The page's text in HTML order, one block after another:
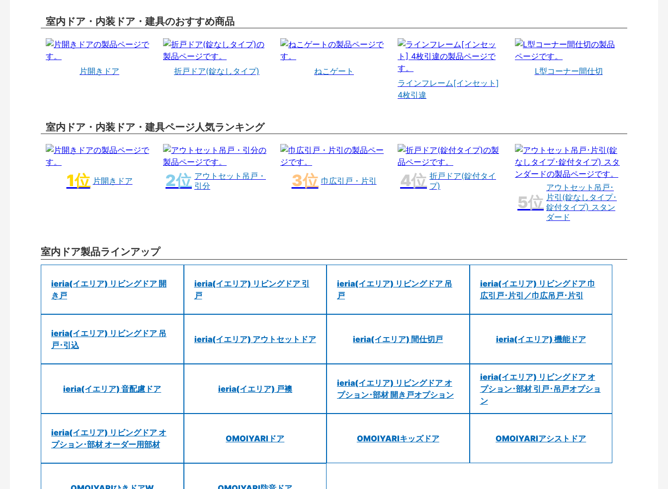
室内ドア・内装ドア・建具のおすすめ商品
片開きドア 折戸ドア(錠なしタイプ)
ねこゲート
ラインフレーム[インセット]
4枚引違
L型コーナー間仕切
室内ドア・内装ドア・建具ページ人気ランキング
片開きドア
アウトセット吊戸・
引分
巾広引戸・片引
折戸ドア(錠付タイ
プ)
アウトセット吊戸･
片引(錠なしタイプ･
錠付タイプ) スタン
ダード
室内ドア製品ラインアップ
ieria(イエリア) リビングドア 開
き戸
ieria(イエリア) リビングドア 引
戸
ieria(イエリア) リビングドア 吊
戸
ieria(イエリア) リビングドア 巾
広引戸･片引／巾広吊戸･片引
ieria(イエリア) リビングドア 吊
戸･引込
ieria(イエリア) アウトセットドア ieria(イエリア) 間仕切戸 ieria(イエリア) 機能ドア
ieria(イエリア) 音配慮ドア ieria(イエリア) 戸襖
ieria(イエリア) リビングドア オ
プション･部材 開き戸オプション
ieria(イエリア) リビングドア オ
プション･部材 引戸･吊戸オプショ
ン
ieria(イエリア) リビングドア オ
プション･部材 オーダー用部材
OMOIYARIドア OMOIYARIキッズドア OMOIYARIアシストドア